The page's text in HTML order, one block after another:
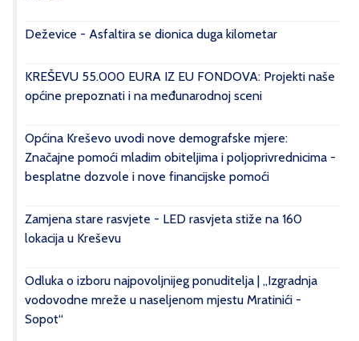
Deževice - Asfaltira se dionica duga kilometar
KREŠEVU 55.000 EURA IZ EU FONDOVA: Projekti naše
općine prepoznati i na međunarodnoj sceni
Općina Kreševo uvodi nove demografske mjere:
Značajne pomoći mladim obiteljima i poljoprivrednicima -
besplatne dozvole i nove financijske pomoći
Zamjena stare rasvjete - LED rasvjeta stiže na 160
lokacija u Kreševu
Odluka o izboru najpovoljnijeg ponuditelja | „Izgradnja
vodovodne mreže u naseljenom mjestu Mratinići -
Sopot“